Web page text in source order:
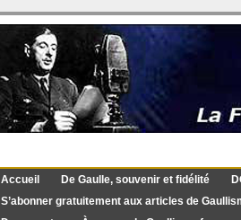
Accueil De Gaulle, souvenir et fidélité
S’abonner gratuitement aux articles de